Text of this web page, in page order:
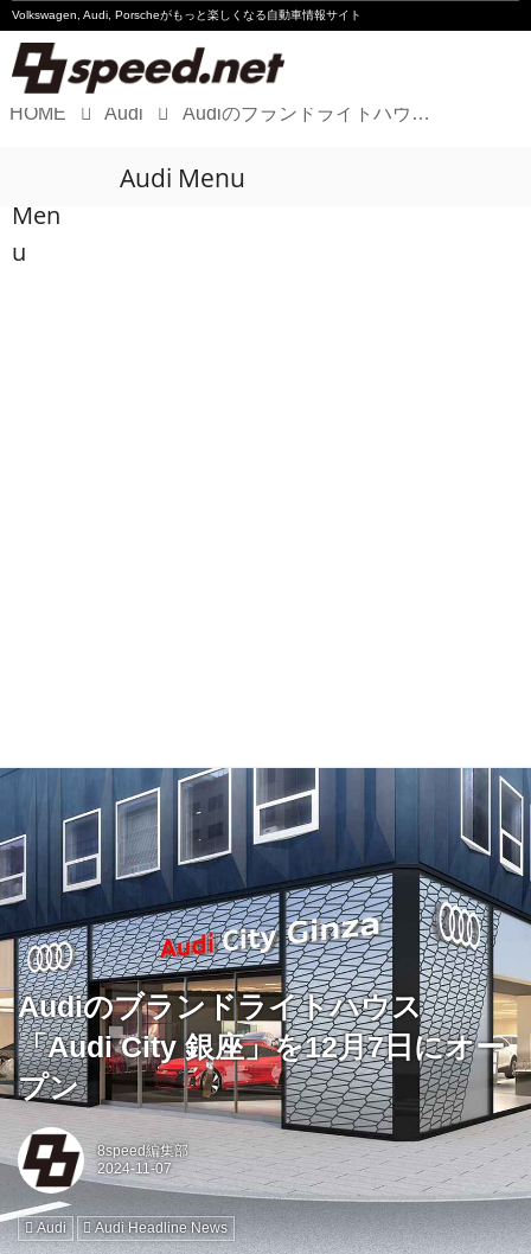
Volkswagen, Audi, Porscheがもっと楽しくなる自動車情報サイト
Audi
HOME Audi Audiのブランドライトハウス「Audi City 銀座」を12月7日にオープン
Men
u
Audi Menu
Audiのブランドライトハウス
「Audi City 銀座」を12月7日にオー
プン
8speed編集部
Audi Audi Headline News